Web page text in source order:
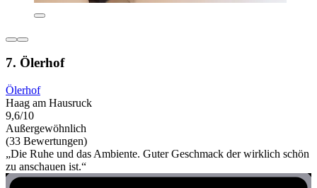
7. Ölerhof
Ölerhof
Haag am Hausruck
9,6/10
Außergewöhnlich
(33 Bewertungen)
„Die Ruhe und das Ambiente. Guter Geschmack der wirklich schön
zu anschauen ist.“